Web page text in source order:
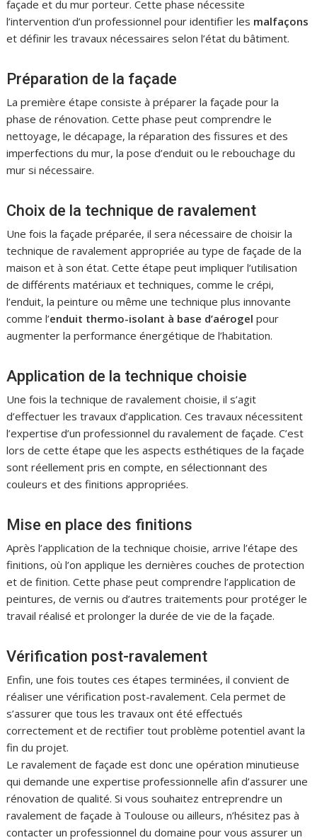
façade et du mur porteur. Cette phase nécessite
l’intervention d’un professionnel pour identifier les malfaçons
et définir les travaux nécessaires selon l’état du bâtiment.
Préparation de la façade
La première étape consiste à préparer la façade pour la
phase de rénovation. Cette phase peut comprendre le
nettoyage, le décapage, la réparation des fissures et des
imperfections du mur, la pose d’enduit ou le rebouchage du
mur si nécessaire.
Choix de la technique de ravalement
Une fois la façade préparée, il sera nécessaire de choisir la
technique de ravalement appropriée au type de façade de la
maison et à son état. Cette étape peut impliquer l’utilisation
de différents matériaux et techniques, comme le crépi,
l’enduit, la peinture ou même une technique plus innovante
comme l’enduit thermo-isolant à base d’aérogel pour
augmenter la performance énergétique de l’habitation.
Application de la technique choisie
Une fois la technique de ravalement choisie, il s’agit
d’effectuer les travaux d’application. Ces travaux nécessitent
l’expertise d’un professionnel du ravalement de façade. C’est
lors de cette étape que les aspects esthétiques de la façade
sont réellement pris en compte, en sélectionnant des
couleurs et des finitions appropriées.
Mise en place des finitions
Après l’application de la technique choisie, arrive l’étape des
finitions, où l’on applique les dernières couches de protection
et de finition. Cette phase peut comprendre l’application de
peintures, de vernis ou d’autres traitements pour protéger le
travail réalisé et prolonger la durée de vie de la façade.
Vérification post-ravalement
Enfin, une fois toutes ces étapes terminées, il convient de
réaliser une vérification post-ravalement. Cela permet de
s’assurer que tous les travaux ont été effectués
correctement et de rectifier tout problème potentiel avant la
fin du projet.
Le ravalement de façade est donc une opération minutieuse
qui demande une expertise professionnelle afin d’assurer une
rénovation de qualité. Si vous souhaitez entreprendre un
ravalement de façade à Toulouse ou ailleurs, n’hésitez pas à
contacter un professionnel du domaine pour vous assurer un